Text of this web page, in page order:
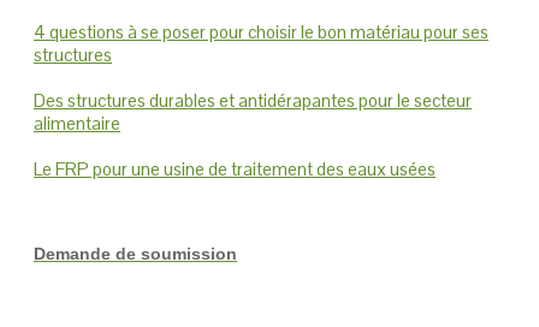
4 questions à se poser pour choisir le bon matériau pour ses
structures
Des structures durables et antidérapantes pour le secteur
alimentaire
Le FRP pour une usine de traitement des eaux usées
Demande de soumission